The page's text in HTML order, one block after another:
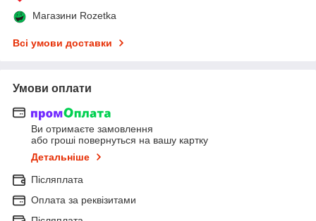
Магазини Rozetka
Всі умови доставки
Умови оплати
Ви отримаєте замовлення
або гроші повернуться на вашу картку
Детальніше
Післяплата
Оплата за реквізитами